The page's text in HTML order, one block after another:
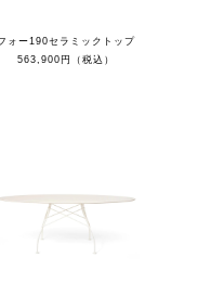
ォー190セラミックトップ
563,900円（税込）